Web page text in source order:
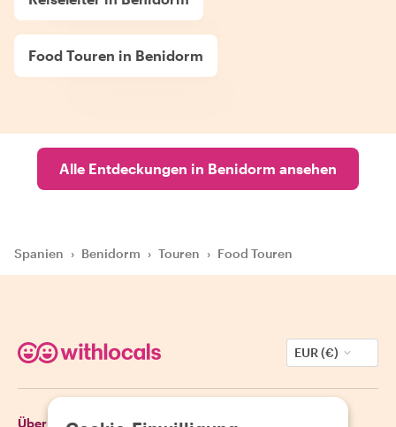
Food Touren in Benidorm
Alle Entdeckungen in Benidorm ansehen
Spanien › Benidorm › Touren › Food Touren
EUR (€)
Über Withlocals Gäste